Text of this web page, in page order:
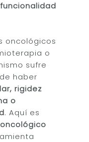
oncológicos
o
sufre
haber
rigidez
o
. Aquí es